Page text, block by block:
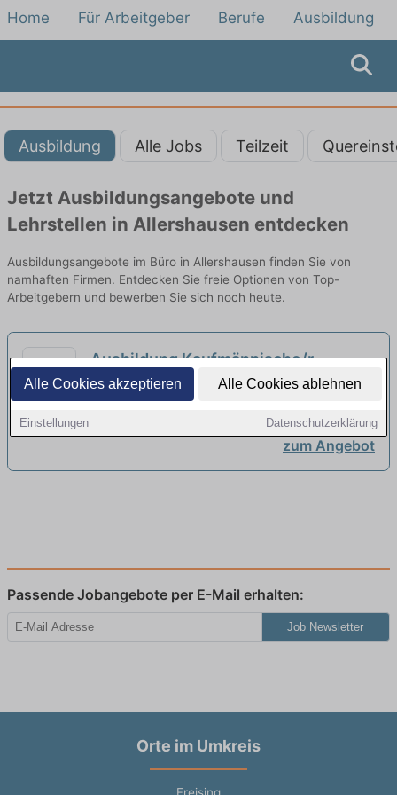
Alle Cookies akzeptieren Alle Cookies ablehnen
Einstellungen Datenschutzerklärung
Home Für Arbeitgeber Berufe Ausbildung
Ausbildung Alle Jobs Teilzeit
Jetzt Ausbildungsangebote und
Lehrstellen in Allershausen entdecken
Ausbildungsangebote im Büro in Allershausen finden Sie von
namhaften Firmen. Entdecken Sie freie Optionen von Top-
Arbeitgebern und bewerben Sie sich noch heute.
Ausbildung Kaufmännische/r
Mitarbeiter/in für Büromanagement
Image Professionals GmbH | München
zum Angebot
Passende Jobangebote per E-Mail erhalten:
Job Newsletter
Orte im Umkreis